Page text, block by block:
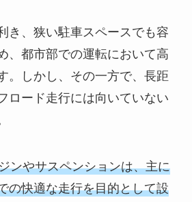
き、狭い駐車スペースでも容
、都市部での運転において高
。しかし、その一方で、長距
ロード走行には向いていない
ンやサスペンションは、主に
の快適な走行を目的として設